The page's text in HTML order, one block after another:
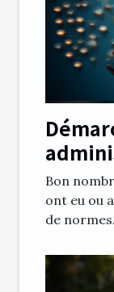
utiliser
?
Bon
ont eu ou
de